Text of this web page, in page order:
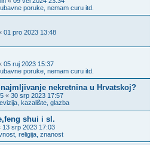
poruke, nemam curu itd.
01 pro 2023 13:48
05 ruj 2023 15:37
poruke, nemam curu itd.
nekretnina u Hrvatskoj?
« 30 srp 2023 17:57
kazalište, glazba
shui i sl.
13 srp 2023 17:03
religija, znanost